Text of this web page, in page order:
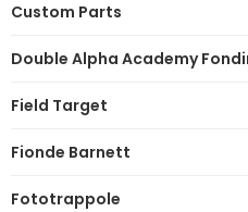
Custom Parts
Double Alpha Academy
Field Target
Fionde Barnett
Fototrappole